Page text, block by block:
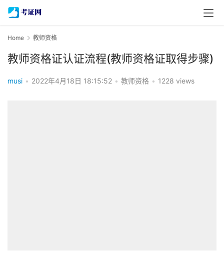
Home 教师资格
教师资格证认证流程(教师资格证取得步骤)
musi • 2022年4月18日 18:15:52 • 教师资格 • 1228 views